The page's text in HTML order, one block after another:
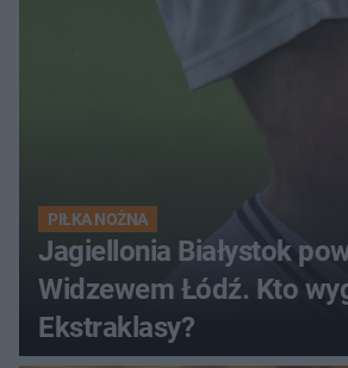
PIŁKA NOŻNA
Jagiellonia Białystok
Widzewem Łódź. Kto
Ekstraklasy?